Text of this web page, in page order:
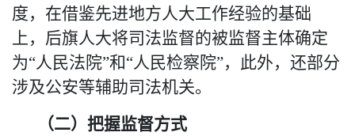
度，在借鉴先进地方人大工作经验的基础
上，后旗人大将司法监督的被监督主体确定
为“人民法院”和“人民检察院”，此外，还部分
涉及公安等辅助司法机关。
（二）把握监督方式